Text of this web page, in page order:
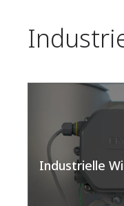
Industrielle